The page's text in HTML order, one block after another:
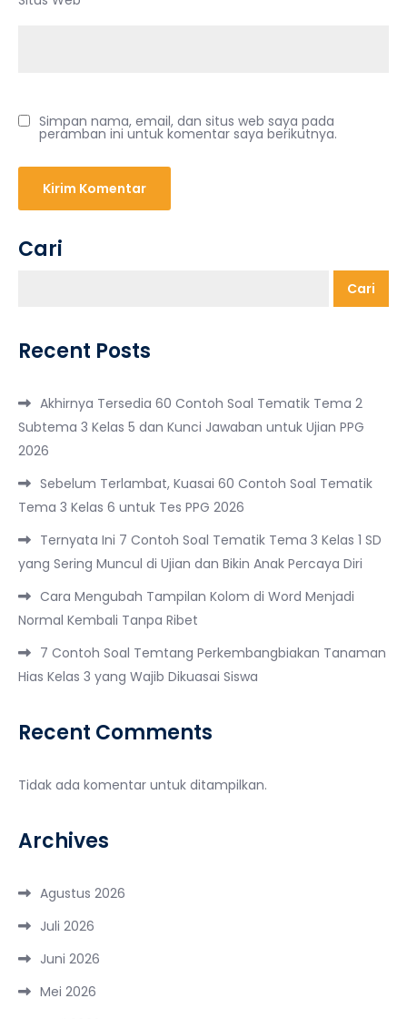
Simpan nama, email, dan situs web saya pada
peramban ini untuk komentar saya berikutnya.
Cari
Cari
Recent Posts
Akhirnya Tersedia 60 Contoh Soal Tematik Tema 2
Subtema 3 Kelas 5 dan Kunci Jawaban untuk Ujian PPG
2026
Sebelum Terlambat, Kuasai 60 Contoh Soal Tematik
Tema 3 Kelas 6 untuk Tes PPG 2026
Ternyata Ini 7 Contoh Soal Tematik Tema 3 Kelas 1 SD
yang Sering Muncul di Ujian dan Bikin Anak Percaya Diri
Cara Mengubah Tampilan Kolom di Word Menjadi
Normal Kembali Tanpa Ribet
7 Contoh Soal Temtang Perkembangbiakan Tanaman
Hias Kelas 3 yang Wajib Dikuasai Siswa
Recent Comments
Tidak ada komentar untuk ditampilkan.
Archives
Agustus 2026
Juli 2026
Juni 2026
Mei 2026